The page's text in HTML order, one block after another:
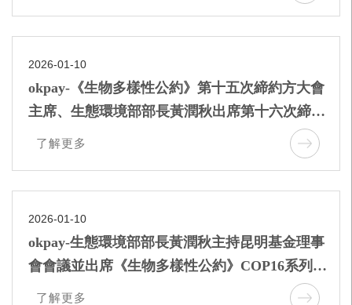
2026-01-10
okpay-《生物多樣性公約》第十五次締約方大會
主席、生態環境部部長黃潤秋出席第十六次締約
方大會開幕活動
了解更多
2026-01-10
okpay-生態環境部部長黃潤秋主持昆明基金理事
會會議並出席《生物多樣性公約》COP16系列邊
會
了解更多